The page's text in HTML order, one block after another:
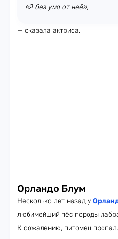
«Я без ума от неё»,
— сказала актриса.
Орландо Блум
Несколько лет назад у
любимейший пёс породы
К сожалению, питомец